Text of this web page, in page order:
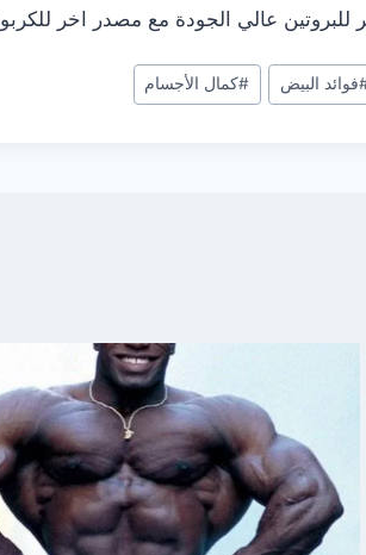
عالي الجودة مع مصدر اخر
فوائد البيض #كمال الأجسام